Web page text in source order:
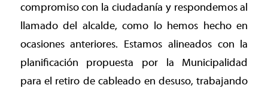
compromiso con la ciudadanía y respondemos al
llamado del alcalde, como lo hemos hecho en
ocasiones anteriores. Estamos alineados con la
planificación propuesta por la Municipalidad
para el retiro de cableado en desuso, trabajando